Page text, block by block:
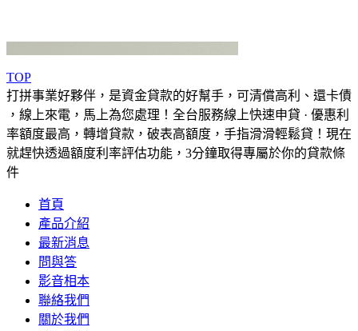
TOP
打拼事業好夥伴，是資金貸款的好幫手，可清償高利、還卡債
，線上來電，馬上為您處理！全台服務線上快速申貸 · 優惠利
率額度最高，轉增貸款，破表高額度，手指滑滑輕鬆貸！現在
就趕快透過額度利率評估功能，3分鐘取得專屬於你的貸款條
件
首頁
產品介紹
最新消息
問與答
影音相本
聯絡我們
關於我們